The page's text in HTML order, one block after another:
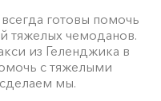
готовы помочь
тяжелых чемоданов.
из Геленджика в
с тяжелыми
мы.